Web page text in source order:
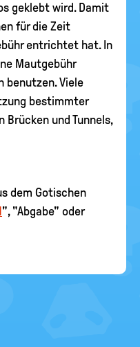
geklebt wird. Damit
für die Zeit
entrichtet hat. In
Mautgebühr
benutzen. Viele
bestimmter
Brücken und Tunnels,
dem Gotischen
", "Abgabe" oder